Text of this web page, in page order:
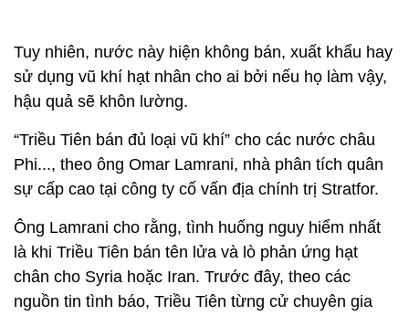
Tuy nhiên, nước này hiện không bán, xuất khẩu hay
sử dụng vũ khí hạt nhân cho ai bởi nếu họ làm vậy,
hậu quả sẽ khôn lường.
“Triều Tiên bán đủ loại vũ khí” cho các nước châu
Phi..., theo ông Omar Lamrani, nhà phân tích quân
sự cấp cao tại công ty cố vấn địa chính trị Stratfor.
Ông Lamrani cho rằng, tình huống nguy hiểm nhất
là khi Triều Tiên bán tên lửa và lò phản ứng hạt
chân cho Syria hoặc Iran. Trước đây, theo các
nguồn tin tình báo, Triều Tiên từng cử chuyên gia